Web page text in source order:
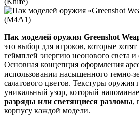
Пак моделей оружия Greenshot
это выбор для игроков, которые
геймплей энергию неонового света
Основная концепция оформления
использовании насыщенного темно-
салатового цветов. Текстуры оружия
уникальный узор, который
разряды или светящиеся разломы,
корпусу каждой модели.